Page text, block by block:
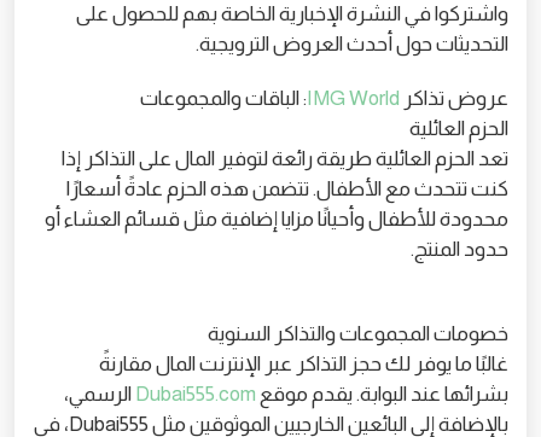
واشتركوا في النشرة الإخبارية الخاصة بهم للحصول على
التحديثات حول أحدث العروض الترويجية.
عروض تذاكر IMG World: الباقات والمجموعات
الحزم العائلية
تعد الحزم العائلية طريقة رائعة لتوفير المال على التذاكر إذا
كنت تتحدث مع الأطفال. تتضمن هذه الحزم عادةً أسعارًا
محدودة للأطفال وأحيانًا مزايا إضافية مثل قسائم العشاء أو
حدود المنتج.
خصومات المجموعات والتذاكر السنوية
غالبًا ما يوفر لك حجز التذاكر عبر الإنترنت المال مقارنةً
بشرائها عند البوابة. يقدم موقع Dubai555.com الرسمي،
بالإضافة إلى البائعين الخارجيين الموثوقين مثل Dubai555، في